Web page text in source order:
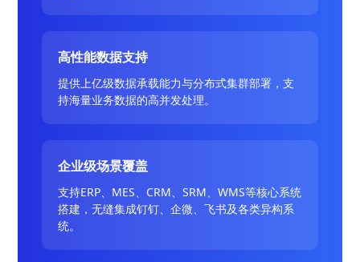
高性能数据支持
提供上亿级数据承载能力与分布式集群部署，支
持海量业务数据的高并发处理。
企业级场景覆盖
支持ERP、MES、CRM、SRM、WMS等核心系统
搭建，无缝集成钉钉、企微、飞书及各类异构系
统。